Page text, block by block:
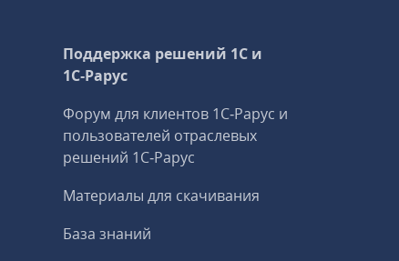
Поддержка решений 1С и
1С‑Рарус
Форум для клиентов 1С‑Рарус и
пользователей отраслевых
решений 1С‑Рарус
Материалы для скачивания
База знаний